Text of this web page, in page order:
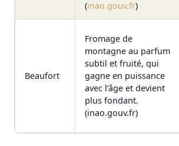
(inao.gouv.fr)
Beaufort
Fromage de
montagne au parfum
subtil et fruité, qui
gagne en puissance
avec l’âge et devient
plus fondant.
(inao.gouv.fr)